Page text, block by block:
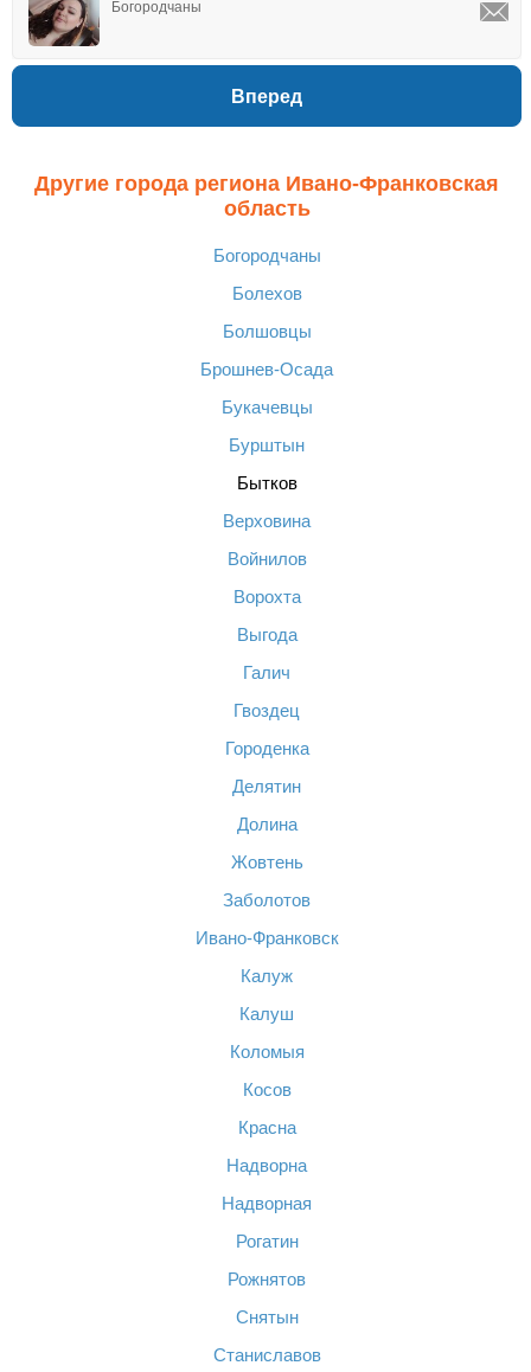
Богородчаны
Вперед
Другие города региона Ивано-Франковская
область
Богородчаны
Болехов
Болшовцы
Брошнев-Осада
Букачевцы
Бурштын
Бытков
Верховина
Войнилов
Ворохта
Выгода
Галич
Гвоздец
Городенка
Делятин
Долина
Жовтень
Заболотов
Ивано-Франковск
Калуж
Калуш
Коломыя
Косов
Красна
Надворна
Надворная
Рогатин
Рожнятов
Снятын
Станиславов